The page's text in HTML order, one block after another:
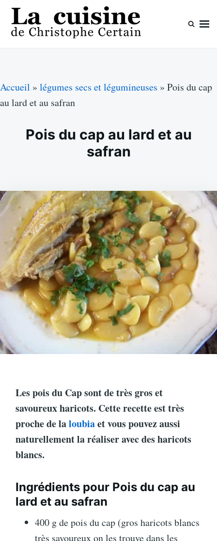
Skip
content
Search
for:
Accueil » légumes secs et légumineuses » Pois du cap
au lard et au safran
Pois du cap au lard et au
safran
Les pois du Cap sont de très gros et
savoureux haricots. Cette recette est très
proche de laloubiaet vous pouvez aussi
naturellement la réaliser avec des haricots
blancs.
Ingrédients pour Pois du cap au
lard et au safran
400 g de pois du cap (gros haricots blancs
très savoureux on les trouve dans les